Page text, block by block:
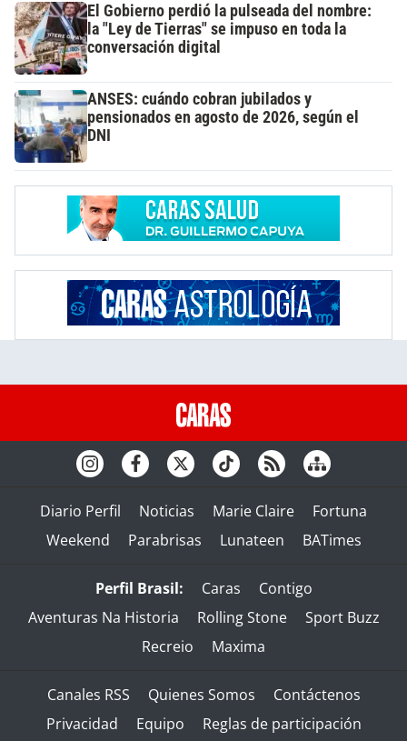
El Gobierno perdió la pulseada del nombre:
la "Ley de Tierras" se impuso en toda la
conversación digital
ANSES: cuándo cobran jubilados y
pensionados en agosto de 2026, según el
DNI
Diario Perfil Noticias Marie Claire
Fortuna
Weekend
Parabrisas Lunateen BATimes
Perfil Brasil: Caras
Contigo
Aventuras Na Historia
Rolling Stone
Sport Buzz
Recreio
Maxima
Canales RSS Quienes Somos
Contáctenos
Privacidad
Equipo Reglas de participación